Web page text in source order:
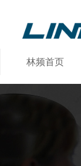
林频首页